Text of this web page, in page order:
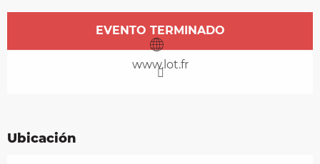
Horarios y datos de contacto
EVENTO TERMINADO
www.lot.fr
Ubicación